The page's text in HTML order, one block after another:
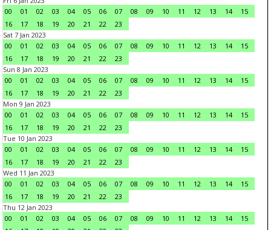
00
01 02 03 04 05 06 07 08 09 10 11 12 13 14
15
16
17 18 19 20 21 22
23
Sat 7 Jan 2023
00
01 02 03 04 05 06 07 08 09 10 11 12 13 14
15
16
17 18 19 20 21 22
23
Sun 8 Jan 2023
00
01 02 03 04 05 06 07 08 09 10 11 12 13 14
15
16
17 18 19 20 21 22
23
Mon 9 Jan 2023
00
01 02 03 04 05 06 07 08 09 10 11 12 13 14
15
16
17 18 19 20 21 22
23
Tue 10 Jan 2023
00
01 02 03 04 05 06 07 08 09 10 11 12 13 14
15
16
17 18 19 20 21 22
23
Wed 11 Jan 2023
00
01 02 03 04 05 06 07 08 09 10 11 12 13 14
15
16
17 18 19 20 21 22
23
Thu 12 Jan 2023
00
01 02 03 04 05 06 07 08 09 10 11 12 13 14
15